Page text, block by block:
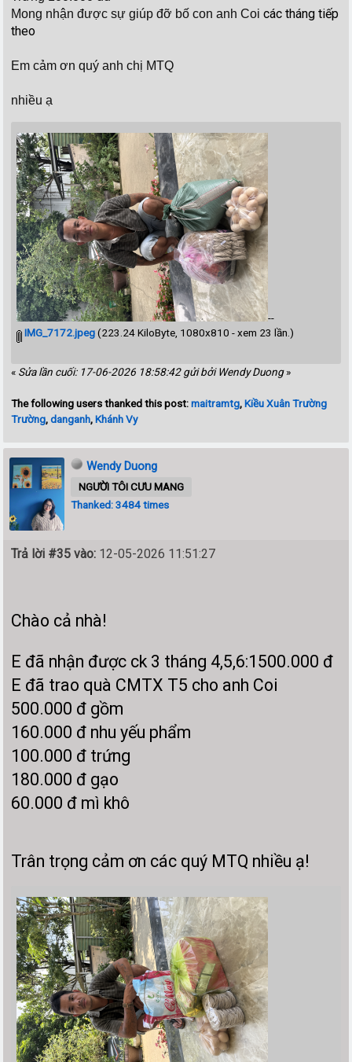
Mong nhận được sự giúp đỡ bố con anh Coicác tháng tiếp
theo
Em cảm ơn quý anh chị MTQ
nhiều ạ
--
IMG_7172.jpeg(223.24 KiloByte, 1080x810 - xem 23 lần.)
« Sửa lần cuối: 17-06-2026 18:58:42 gửi bởi Wendy Duong»
The following users thanked this post:maitramtg,Kiều Xuân Trường
Trường,danganh,Khánh Vy
Wendy Duong
NGƯỜI TÔI CƯU MANG
Thanked: 3484 times
Trả lời #35 vào: 12-05-2026 11:51:27
Chào cả nhà!
E đã nhận được ck 3 tháng 4,5,6:1500.000 đ
E đã trao quà CMTX T5 cho anh Coi
500.000 đ gồm
160.000 đ nhu yếu phẩm
100.000 đ trứng
180.000 đ gạo
60.000 đ mì khô
Trân trọng cảm ơn các quý MTQ nhiều ạ!